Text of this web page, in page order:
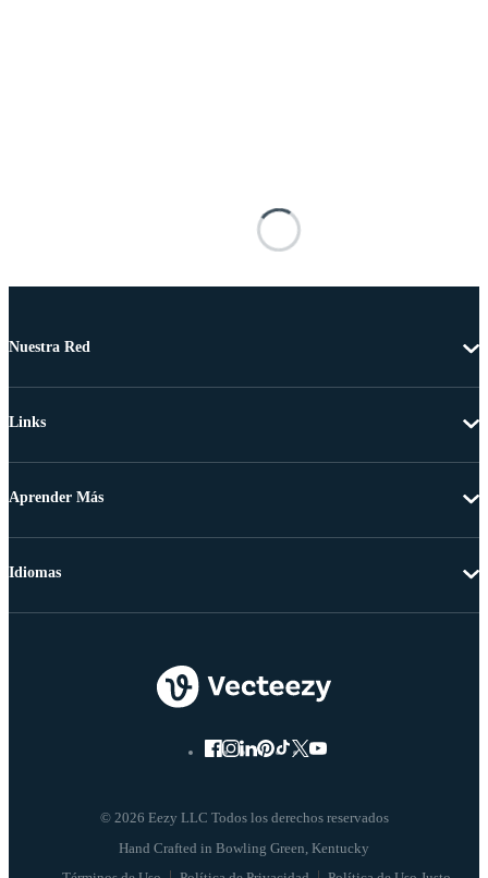
Nuestra Red
Links
Aprender Más
© 2026 Eezy LLC Todos los derechos reservados
Idiomas